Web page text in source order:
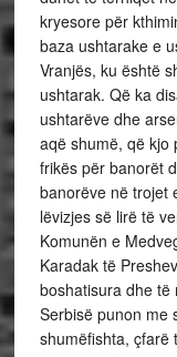
kryesore për
baza ushtarake e
Vranjës, ku është
ushtarak. Që ka
ushtarëve dhe
aqë shumë, që kjo
frikës për banorët
banorëve në trojet
lëvizjes së lirë të
Komunën e
Karadak të
boshatisura dhe të
Serbisë punon me
shumëfishta, çfarë